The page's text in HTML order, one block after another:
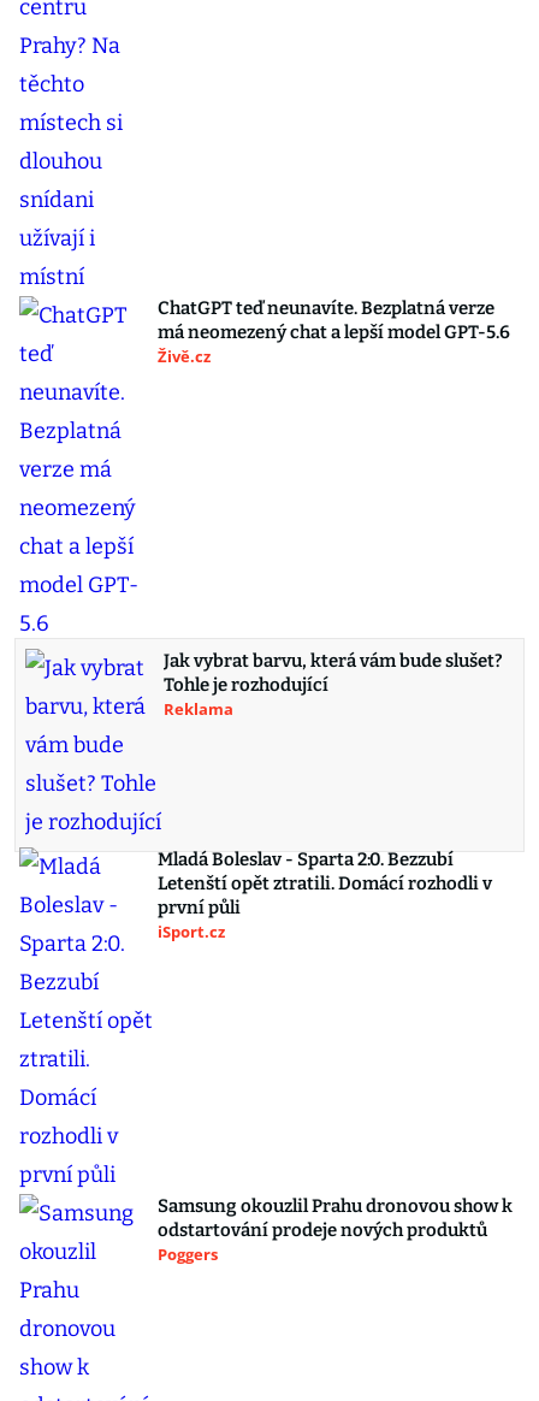
ChatGPT teď neunavíte. Bezplatná verze
má neomezený chat a lepší model GPT-5.6
Živě.cz
Jak vybrat barvu, která vám bude slušet?
Tohle je rozhodující
Reklama
Mladá Boleslav - Sparta 2:0. Bezzubí
Letenští opět ztratili. Domácí rozhodli v
první půli
iSport.cz
Samsung okouzlil Prahu dronovou show k
odstartování prodeje nových produktů
Poggers